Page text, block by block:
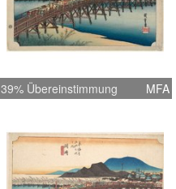
39% Übereinstimmung MFA